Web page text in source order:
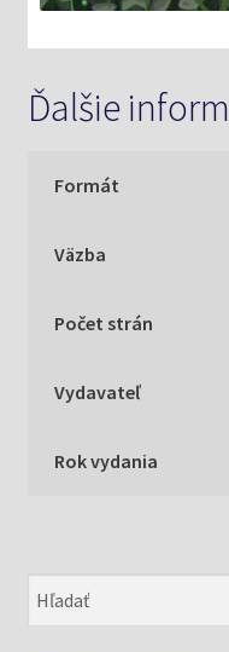
Ďalšie
Formát
Väzba
Počet strán
Vydavateľ
Rok vydania